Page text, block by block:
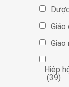
Giáo
Giao
Hiệp
(39)